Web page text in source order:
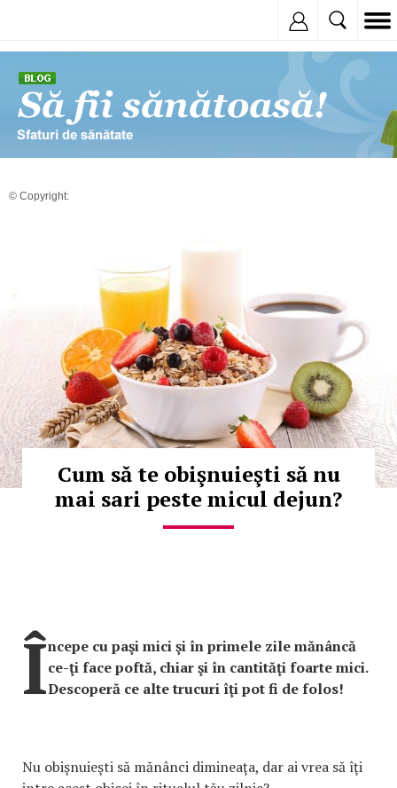
© Copyright:
Cum să te obişnuieşti să nu
mai sari peste micul dejun?
Începe cu paşi mici şi în primele zile mănâncă
ce-ţi face poftă, chiar şi în cantităţi foarte mici.
Descoperă ce alte trucuri îţi pot fi de folos!
Nu obişnuieşti să mănânci dimineaţa, dar ai vrea să îţi